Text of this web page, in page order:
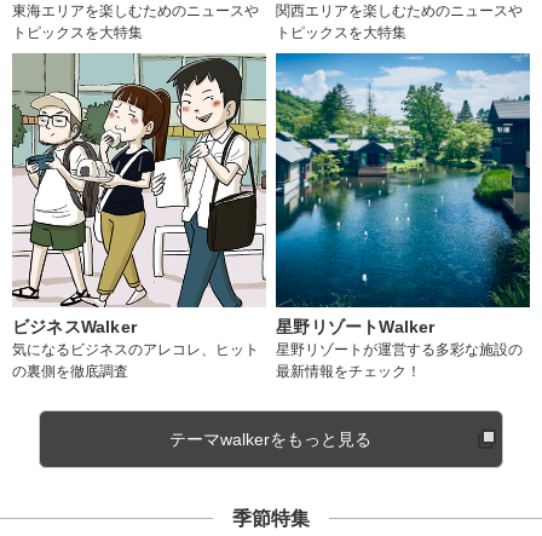
東海エリアを楽しむためのニュースや
トピックスを大特集
関西エリアを楽しむためのニュースや
トピックスを大特集
ビジネスWalker
気になるビジネスのアレコレ、ヒット
の裏側を徹底調査
星野リゾートWalker
星野リゾートが運営する多彩な施設の
最新情報をチェック！
テーマwalkerをもっと見る
季節特集